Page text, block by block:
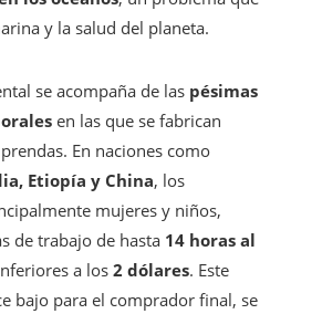
y la salud del planeta.
se acompaña de las pésimas
en las que se fabrican
En naciones como
Etiopía y China, los
mujeres y niños,
de trabajo de hasta 14 horas al
a los 2 dólares. Este
bajo para el comprador final, se